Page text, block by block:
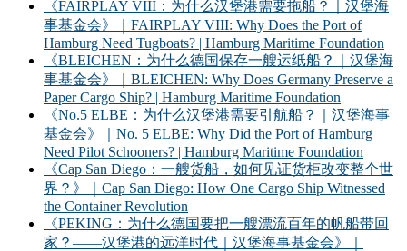
《FAIRPLAY VIII：为什么汉堡港需要拖船？｜汉堡海
事基金会》｜FAIRPLAY VIII: Why Does the Port of
Hamburg Need Tugboats? | Hamburg Maritime Foundation
《BLEICHEN：为什么德国保存一艘运纸船？｜汉堡海
事基金会》｜BLEICHEN: Why Does Germany Preserve a
Paper Cargo Ship? | Hamburg Maritime Foundation
《No.5 ELBE：为什么汉堡港需要引航船？｜汉堡海事
基金会》｜No. 5 ELBE: Why Did the Port of Hamburg
Need Pilot Schooners? | Hamburg Maritime Foundation
《Cap San Diego：一艘货船，如何见证货柜改变整个世
界？》｜Cap San Diego: How One Cargo Ship Witnessed
the Container Revolution
《PEKING：为什么德国要把一艘漂流百年的帆船带回
家？——汉堡港的远洋时代｜汉堡海事基金会》｜